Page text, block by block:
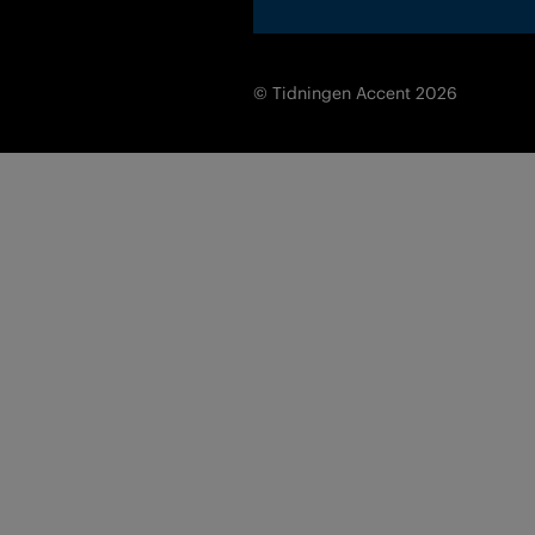
© Tidningen Accent 2026